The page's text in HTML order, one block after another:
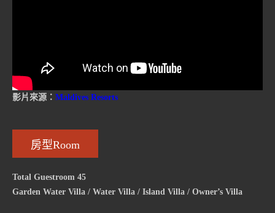
影片來源： Maldives Resorts
房型Room
Total Guestroom 45
Garden Water Villa / Water Villa / Island Villa / Owner’s Villa